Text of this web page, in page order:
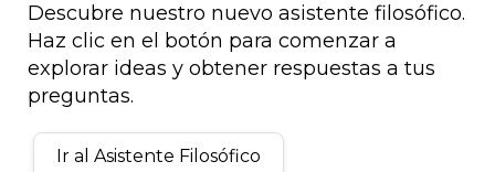
Descubre nuestro nuevo asistente filosófico.
Haz clic en el botón para comenzar a
explorar ideas y obtener respuestas a tus
preguntas.
Ir al Asistente Filosófico